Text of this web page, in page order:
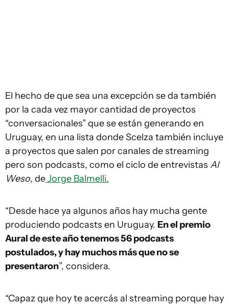
El hecho de que sea una excepción se da también
por la cada vez mayor cantidad de proyectos
“conversacionales” que se están generando en
Uruguay, en una lista donde Scelza también incluye
a proyectos que salen por canales de streaming
pero son podcasts, como el ciclo de entrevistas Al
Weso, deJorge Balmelli.
“Desde hace ya algunos años hay mucha gente
produciendo podcasts en Uruguay. En el premio
Aural de este año tenemos 56 podcasts
postulados, y hay muchos más que no se
presentaron”, considera.
“Capaz que hoy te acercás al streaming porque hay